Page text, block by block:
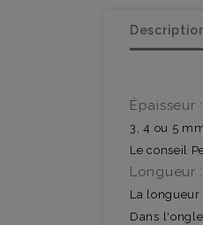
Épaisseur :
3, 4 ou 5
Le conseil
Longueur :
La
Dans